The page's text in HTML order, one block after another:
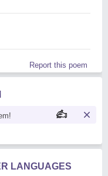
Report this poem
LANGUAGES